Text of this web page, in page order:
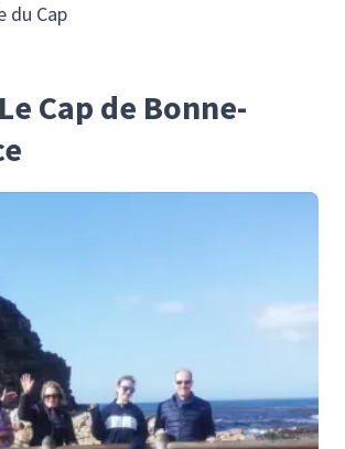
du Cap
Cap de Bonne-